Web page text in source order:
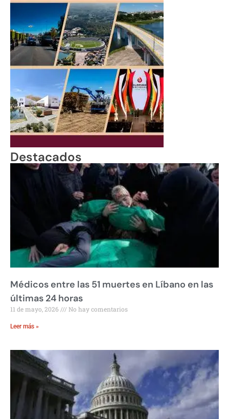
Destacados
Médicos entre las 51 muertes en Líbano en las
últimas 24 horas
11 de mayo, 2026 No hay comentarios
Leer más »